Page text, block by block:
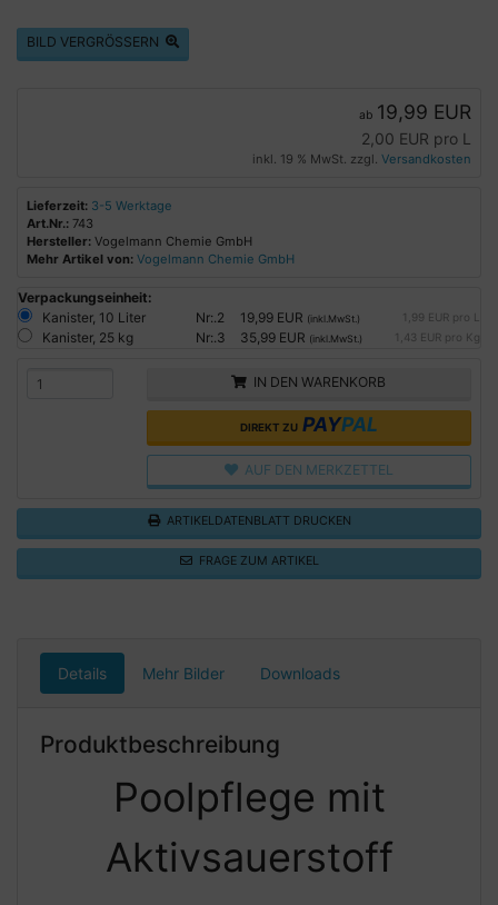
BILD VERGRÖSSERN
ab 19,99 EUR
2,00 EUR pro L
inkl. 19 % MwSt. zzgl. Versandkosten
Lieferzeit: 3-5 Werktage
Art.Nr.: 743
Hersteller: Vogelmann Chemie GmbH
Mehr Artikel von: Vogelmann Chemie GmbH
Verpackungseinheit:
Kanister, 10 Liter
Nr:.2 19,99 EUR (inkl.MwSt.) 1,99 EUR pro L
Kanister, 25 kg Nr:.3 35,99 EUR (inkl.MwSt.) 1,43 EUR pro Kg
IN DEN WARENKORB
DIREKT ZU PAYPAL
AUF DEN MERKZETTEL
ARTIKELDATENBLATT DRUCKEN
FRAGE ZUM ARTIKEL
Details Mehr Bilder Downloads
Produktbeschreibung
Poolpflege mit
Aktivsauerstoff